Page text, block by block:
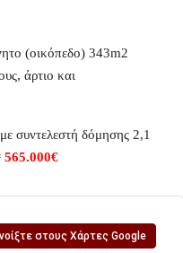
(οικόπεδο) 343m2
άρτιο και
συντελεστή δόμησης 2,1
565.000€
στους Χάρτες Google